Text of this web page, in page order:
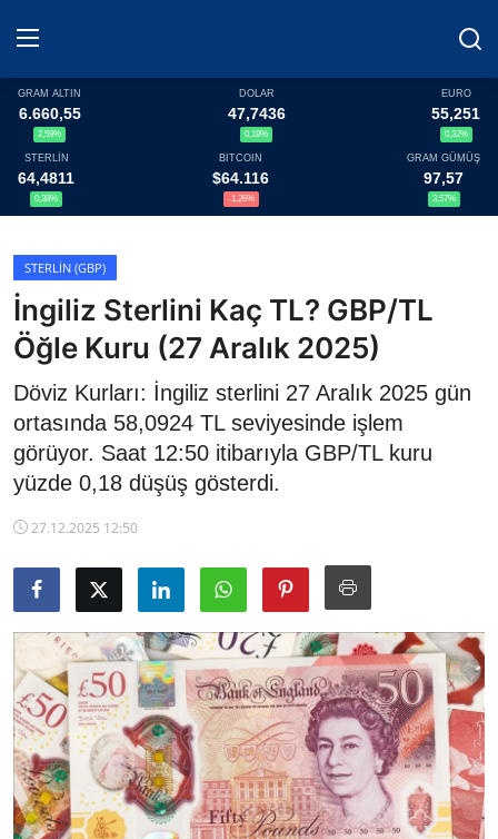
Haberler
Döviz
Altın Fiyatları
Döviz Kurları
Fonlar
Kripto Paralar
Çeviriciler
TCMB Kurları
Emtia Fiyatları
Kapalı Çarşı
Şirket Haberleri
GRAM ALTIN
6.660,55
2,59%
DOLAR
47,7436
0,18%
EURO
55,251
0,32%
STERLİN
64,4811
0,38%
BITCOIN
$64.116
-1,26%
GRAM GÜMÜŞ
97,57
3,57%
STERLIN (GBP)
İngiliz Sterlini Kaç TL? GBP/TL
Öğle Kuru (27 Aralık 2025)
Döviz Kurları: İngiliz sterlini 27 Aralık 2025 gün
ortasında 58,0924 TL seviyesinde işlem
görüyor. Saat 12:50 itibarıyla GBP/TL kuru
yüzde 0,18 düşüş gösterdi.
27.12.2025 12:50